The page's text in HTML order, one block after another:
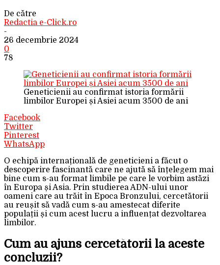
De către
Redactia e-Click.ro
-
26 decembrie 2024
0
78
Geneticienii au confirmat istoria formării
limbilor Europei și Asiei acum 3500 de ani
Facebook
Twitter
Pinterest
WhatsApp
O echipă internațională de geneticieni a făcut o
descoperire fascinantă care ne ajută să înțelegem mai
bine cum s-au format limbile pe care le vorbim astăzi
în Europa și Asia. Prin studierea ADN-ului unor
oameni care au trăit în Epoca Bronzului, cercetătorii
au reușit să vadă cum s-au amestecat diferite
populații și cum acest lucru a influențat dezvoltarea
limbilor.
Cum au ajuns cercetătorii la aceste
concluzii?